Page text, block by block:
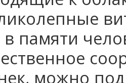
в памяти
можно